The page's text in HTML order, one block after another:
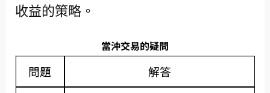
收益的策略。
當沖交易的疑問
問題 解答